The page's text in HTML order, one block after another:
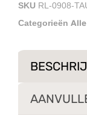
SKU RL-0908-
Categorieën